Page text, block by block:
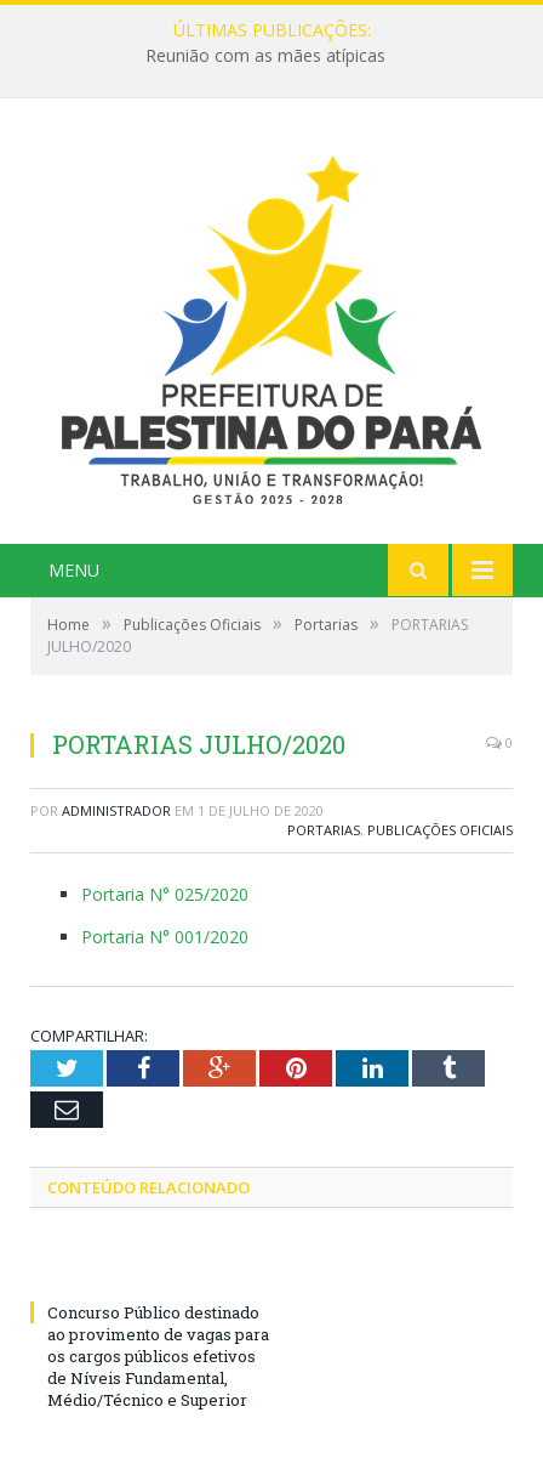
ÚLTIMAS PUBLICAÇÕES:
Reunião com as mães atípicas
MENU
Home » Publicações Oficiais » Portarias »
PORTARIAS
JULHO/2020
PORTARIAS JULHO/2020 0
POR ADMINISTRADOR EM 1 DE JULHO DE 2020
PORTARIAS, PUBLICAÇÕES OFICIAIS
Portaria N° 025/2020
Portaria N° 001/2020
COMPARTILHAR:
TwitterFacebookGoogle+PinterestLinkedInTumblr
Email
CONTEÚDO RELACIONADO
Concurso Público destinado
ao provimento de vagas para
os cargos públicos efetivos
de Níveis Fundamental,
Médio/Técnico e Superior